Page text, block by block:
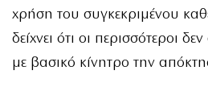
χρήση του συγκεκριμένου
δείχνει ότι οι περισσότεροι
με βασικό κίνητρο την